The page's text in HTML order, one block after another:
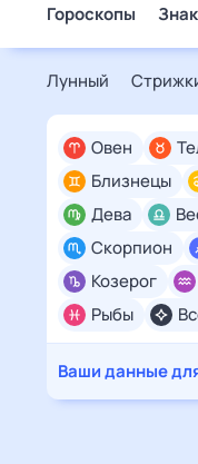
Гороскопы
Лунный
Овен
Близнецы
Дева
Скорпион
Козерог
Рыбы
Ваши данные